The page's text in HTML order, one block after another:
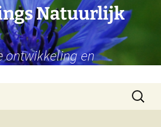
Natuurlijk
ontwikkeling en
Zoeken
naar: